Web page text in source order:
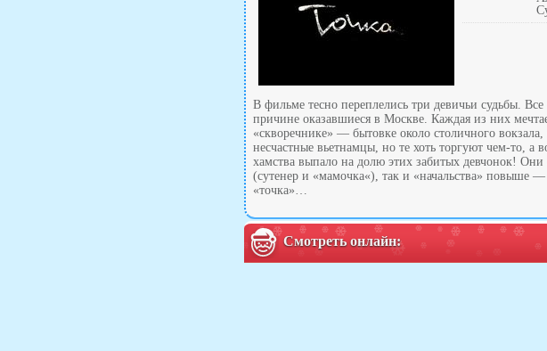
В фильме тесно переплелись три девичьи судьбы.
причине оказавшиеся в Москве. Каждая из них
«скворечнике» — бытовке около столичного
несчастные вьетнамцы, но те хоть торгуют чем-то,
хамства выпало на долю этих забитых девчонок!
(сутенер и «мамочка«), так и «начальства» повыше
«точка»…
Смотреть онлайн: